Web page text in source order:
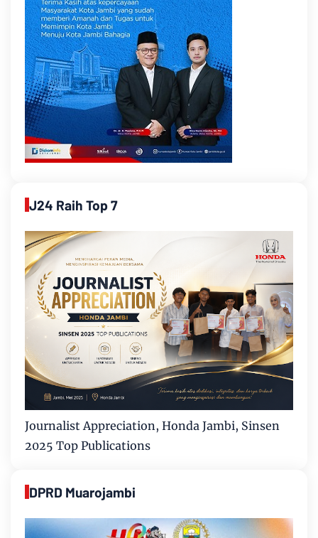
J24 Raih Top 7
Journalist Appreciation, Honda Jambi, Sinsen
2025 Top Publications
DPRD Muarojambi